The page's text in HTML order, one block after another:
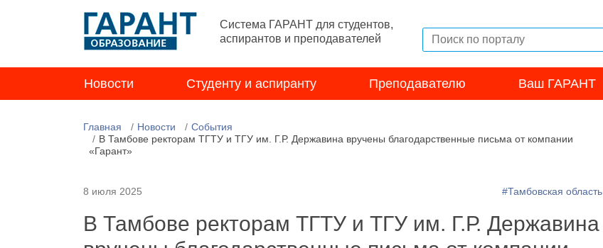
Система ГАРАНТ для студентов,
аспирантов и преподавателей
Новости Студенту и аспиранту Преподавателю Ваш ГАРАНТ
Главная Новости
События
В Тамбове ректорам ТГТУ и ТГУ им. Г.Р. Державина вручены благодарственные письма от компании
«Гарант»
8 июля 2025 #Тамбовская область
В Тамбове ректорам ТГТУ и ТГУ им. Г.Р. Державина